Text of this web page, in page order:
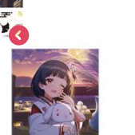
太鼓の達人
ACE COMBAT
パックマン
ナムコクラシック